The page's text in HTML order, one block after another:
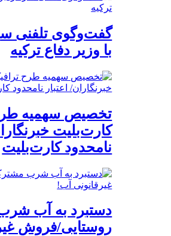
گفت‌وگوی تلفنی
با وزیر دفاع ترکیه
تخصیص سهمیه
کارت‌بلیت
نامحدود کارت‌بلیت
دستبرد به آب
روستایی/فروش